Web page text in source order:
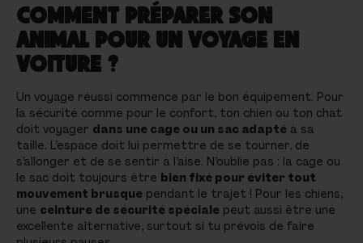
COMMENT PRÉPARER SON
ANIMAL POUR UN VOYAGE EN
VOITURE ?
Un voyage réussi commence par le bon équipement. Pour
la sécurité comme pour le confort, ton chien ou ton chat
doit voyager dans une cage ou un sac adapté à sa
taille. L’espace doit lui permettre de se tourner, de
s’allonger et de se sentir à l’aise. N’oublie pas : la cage ou
le sac doit toujours être bien fixé pour éviter tout
mouvement brusque pendant le trajet ! Pour les chiens,
une ceinture de sécurité spéciale peut aussi être une
excellente alternative, surtout si tu prévois de faire